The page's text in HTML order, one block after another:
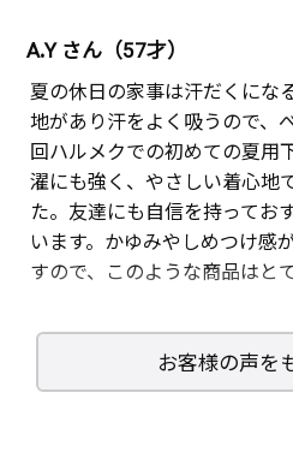
A.Y さん（57才）
夏の休日の家事は汗だくにな
地があり汗をよく吸うので、
回ハルメクでの初めての夏用
濯にも強く、やさしい着心地
た。友達にも自信を持ってお
います。かゆみやしめつけ感
すので、このような商品はと
K.I さん（55才）
お客様の声を